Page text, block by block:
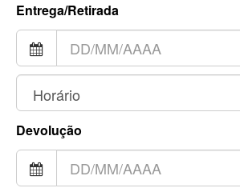
Entrega/Retirada
Devolução